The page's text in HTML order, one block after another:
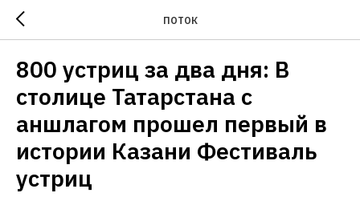
ПОТОК
800 устриц за два дня: В
столице Татарстана с
аншлагом прошел первый в
истории Казани Фестиваль
устриц